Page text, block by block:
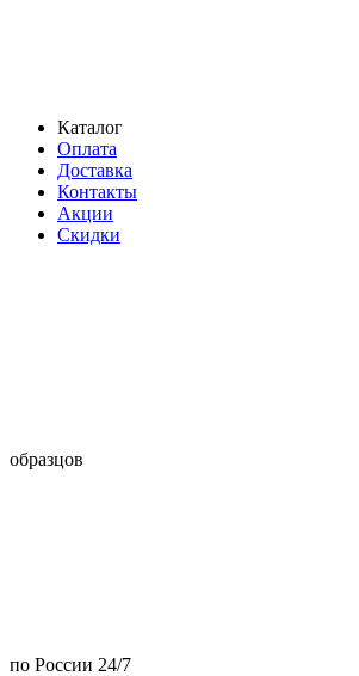
Каталог
Оплата
Доставка
Контакты
Акции
Скидки
образцов
по России 24/7